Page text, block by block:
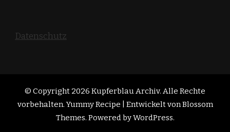
Datenschutz
© Copyright 2026 Kupferblau Archiv. Alle Rechte
vorbehalten. Yummy Recipe | Entwickelt von Blossom
Themes. Powered byWordPress.